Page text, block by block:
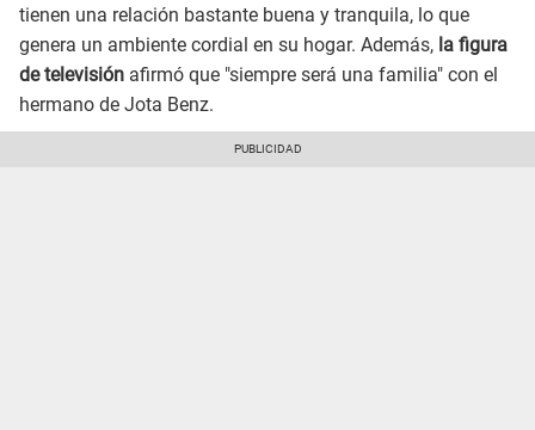
tienen una relación bastante buena y tranquila, lo que
genera un ambiente cordial en su hogar. Además, la figura
de televisión afirmó que "siempre será una familia" con el
hermano de Jota Benz.